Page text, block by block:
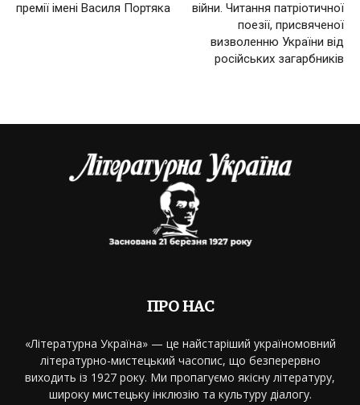
премії імені Василя Портяка
війни. Читання патріотичної
поезії, присвяченої
визволенню України від
російських загарбників
ПРО НАС
«Літературна Україна» — це найстаріший україномовний
літературно-мистецький часопис, що безперервно
виходить із 1927 року. Ми пропагуємо якісну літературу,
широку мистецьку інклюзію та культуру діалогу.